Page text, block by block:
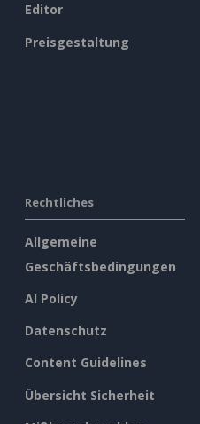
Editor
Preisgestaltung
Rechtliches
Allgemeine
Geschäftsbedingungen
AI Policy
Datenschutz
Content Guidelines
Übersicht Sicherheit